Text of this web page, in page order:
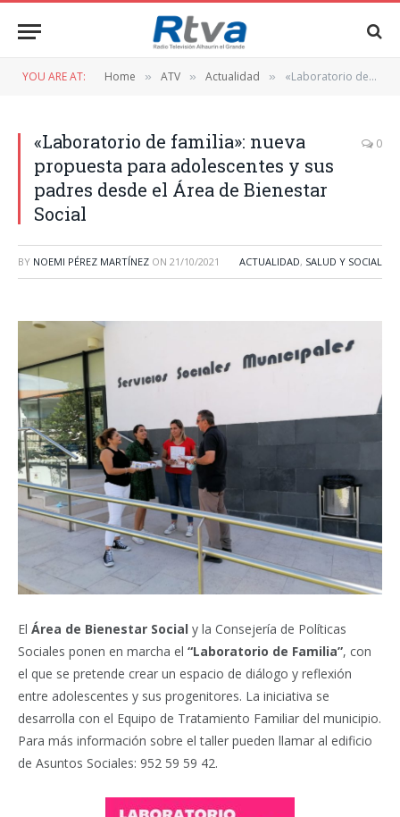
YOU ARE AT: Home » ATV » Actualidad » «Laboratorio de familia»: nueva propuesta para adolescentes y sus padres desde el Área de Bienestar Social
«Laboratorio de familia»: nueva
propuesta para adolescentes y sus
padres desde el Área de Bienestar
Social
0
BY NOEMI PÉREZ MARTÍNEZ ON 21/10/2021 ACTUALIDAD, SALUD Y SOCIAL
El Área de Bienestar Social y la Consejería de Políticas
Sociales ponen en marcha el “Laboratorio de Familia”, con
el que se pretende crear un espacio de diálogo y reflexión
entre adolescentes y sus progenitores. La iniciativa se
desarrolla con el Equipo de Tratamiento Familiar del municipio.
Para más información sobre el taller pueden llamar al edificio
de Asuntos Sociales: 952 59 59 42.